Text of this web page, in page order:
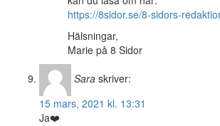
https://8sidor.se/8-sidors-
Hälsningar,
Marie på 8 Sidor
Sara skriver:
15 mars, 2021 kl. 13:31
Ja❤️